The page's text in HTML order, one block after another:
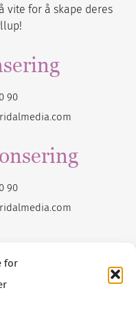
for
vite for å skape deres
90
90
.com